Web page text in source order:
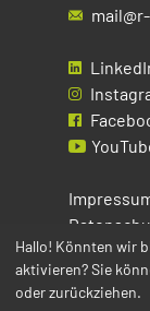
Cookies
Hallo! Könnten wir
aktivieren? Sie
oder zurückziehen.